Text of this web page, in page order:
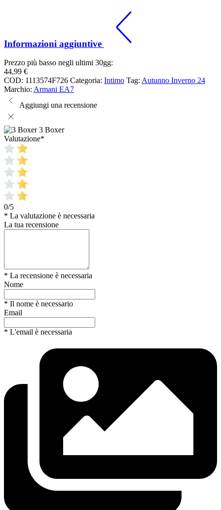
Informazioni aggiuntive
Prezzo più basso negli ultimi 30gg:
44,99 €
COD: 1113574F726 Categoria: Intimo Tag: Autunno Inverno 24
Marchio: Armani EA7
Aggiungi una recensione
3 Boxer
Valutazione*
0/5
* La valutazione è necessaria
La tua recensione
* La recensione è necessaria
Nome
* Il nome è necessario
Email
* L'email è necessaria